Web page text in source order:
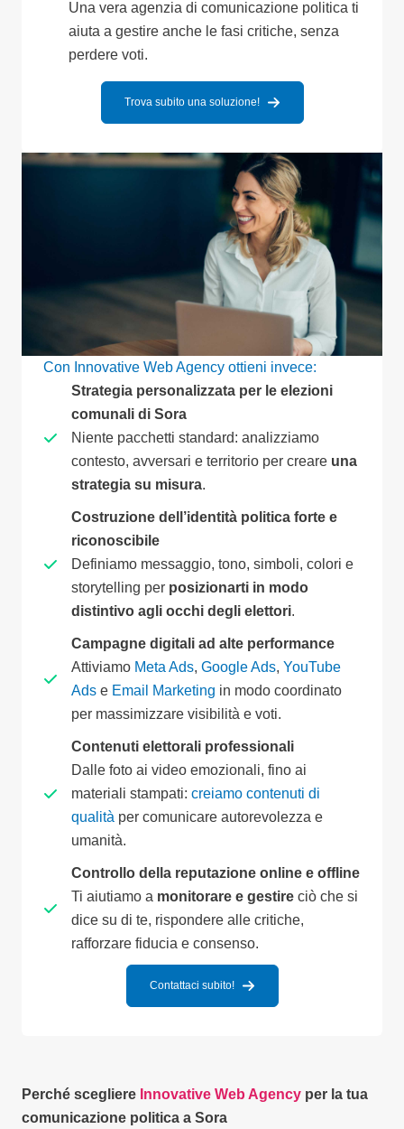
Una vera agenzia di comunicazione politica ti
aiuta a gestire anche le fasi critiche, senza
perdere voti.
Trova subito una soluzione!
Con Innovative Web Agency ottieni invece:
Strategia personalizzata per le elezioni
comunali di Sora
Niente pacchetti standard: analizziamo
contesto, avversari e territorio per creare una
strategia su misura.
Costruzione dell’identità politica forte e
riconoscibile
Definiamo messaggio, tono, simboli, colori e
storytelling per posizionarti in modo
distintivo agli occhi degli elettori.
Campagne digitali ad alte performance
Attiviamo Meta Ads, Google Ads, YouTube
Ads e Email Marketing in modo coordinato
per massimizzare visibilità e voti.
Contenuti elettorali professionali
Dalle foto ai video emozionali, fino ai
materiali stampati: creiamo contenuti di
qualità per comunicare autorevolezza e
umanità.
Controllo della reputazione online e offline
Ti aiutiamo a monitorare e gestire ciò che si
dice su di te, rispondere alle critiche,
rafforzare fiducia e consenso.
Contattaci subito!
Perché scegliere Innovative Web Agency per la tua
comunicazione politica a Sora